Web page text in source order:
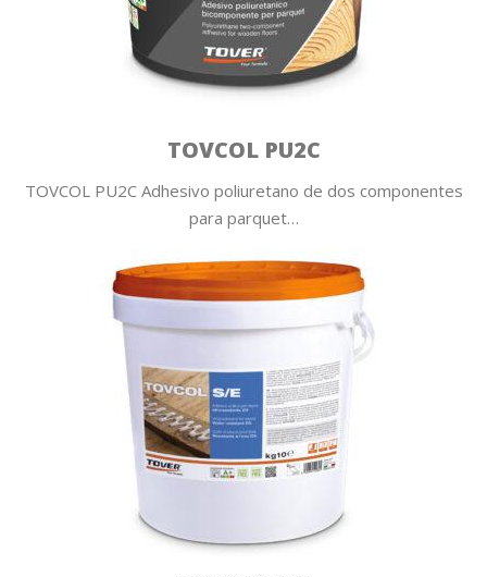
TOVCOL PU2C
TOVCOL PU2C Adhesivo poliuretano de dos componentes
para parquet…